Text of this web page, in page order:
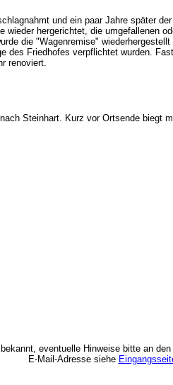
und ein paar Jahre später
wieder hergerichtet, die umgefallenen
die "Wagenremise"
des Friedhofes verpflichtet wurden.
renoviert.
Steinhart. Kurz vor Ortsende
eventuelle Hinweise bitte an
E-Mail-Adresse siehe